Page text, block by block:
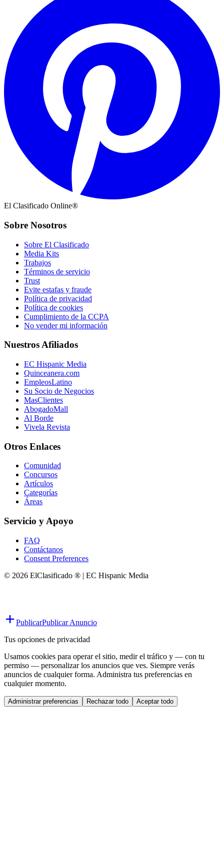
El Clasificado Online®
Sobre Nosotros
Sobre El Clasificado
Media Kits
Trabajos
Términos de servicio
Trust
Evite estafas y fraude
Política de privacidad
Política de cookies
Cumplimiento de la CCPA
No vender mi información
Nuestros Afiliados
EC Hispanic Media
Quinceanera.com
EmpleosLatino
Su Socio de Negocios
MasClientes
AbogadoMall
Al Borde
Vivela Revista
Otros Enlaces
Comunidad
Concursos
Artículos
Categorías
Áreas
Servicio y Apoyo
FAQ
Contáctanos
Consent Preferences
© 2026 ElClasificado ® | EC Hispanic Media
PublicarPublicar Anuncio
Tus opciones de privacidad
Usamos cookies para operar el sitio, medir el tráfico y — con tu
permiso — personalizar los anuncios que ves. Siempre verás
anuncios de cualquier forma. Administra tus preferencias en
cualquier momento.
Administrar preferencias Rechazar todo Aceptar todo